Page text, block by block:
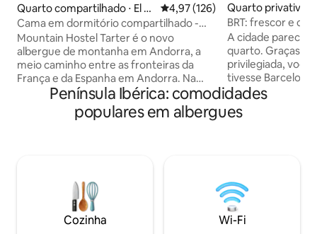
Quarto compartilhado ⋅ El Ta
rter
4,97 de uma avaliação média de
4,97 (126)
Cama em dormitório compartilhado -
Mountain Hostel Tarter
Mountain Hostel Tarter é o novo
albergue de montanha em Andorra, a
meio caminho entre as fronteiras da
França e da Espanha em Andorra. Na
cidade de El Tarter, localizada em um
ambiente montanhoso tranquilo, onde
você pode chegar lá facilmente de carro
compartilhados são para 4, 5 e 6
pessoas. O Mountain Hostel Tarter é o
albergue ecológico em Andorra, feito
por viajantes para viajantes.
Quarto privativo ⋅
BRT: frescor e
Barcelona
A cidade parece
quarto. Graças à
privilegiada, você
tivesse Barcelona
mãos. Este quarto, com uma cama de
casal, foi
Perto da cama
área de estar. Lá
se de café ou ler
sofás.
Península Ibérica: comodidades
populares em albergues
Cozinha Wi-Fi